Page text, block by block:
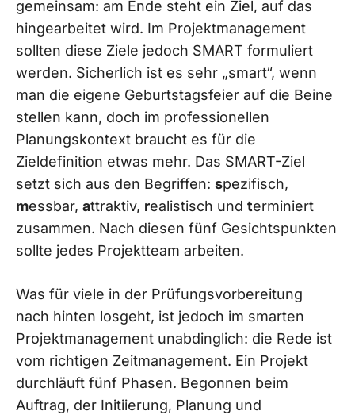
gemeinsam: am Ende steht ein Ziel, auf das
hingearbeitet wird. Im Projektmanagement
sollten diese Ziele jedoch SMART formuliert
werden. Sicherlich ist es sehr „smart“, wenn
man die eigene Geburtstagsfeier auf die Beine
stellen kann, doch im professionellen
Planungskontext braucht es für die
Zieldefinition etwas mehr. Das SMART-Ziel
setzt sich aus den Begriffen: spezifisch,
messbar, attraktiv, realistisch und terminiert
zusammen. Nach diesen fünf Gesichtspunkten
sollte jedes Projektteam arbeiten.
Was für viele in der Prüfungsvorbereitung
nach hinten losgeht, ist jedoch im smarten
Projektmanagement unabdinglich: die Rede ist
vom richtigen Zeitmanagement. Ein Projekt
durchläuft fünf Phasen. Begonnen beim
Auftrag, der Initiierung, Planung und